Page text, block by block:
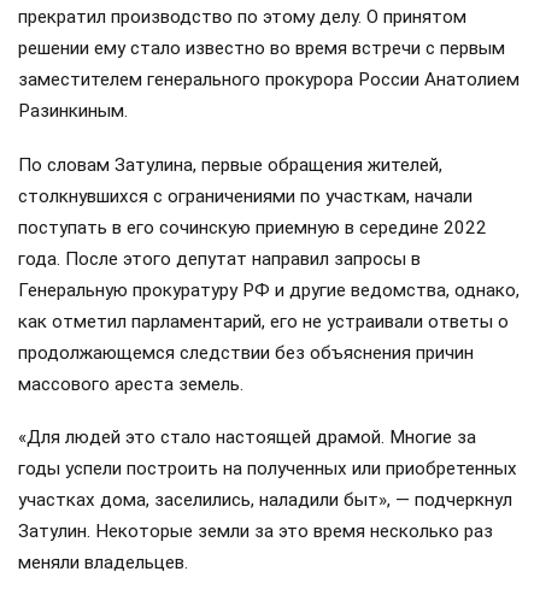
прекратил производство по этому делу. О принятом
решении ему стало известно во время встречи с первым
заместителем генерального прокурора России Анатолием
Разинкиным.
По словам Затулина, первые обращения жителей,
столкнувшихся с ограничениями по участкам, начали
поступать в его сочинскую приемную в середине 2022
года. После этого депутат направил запросы в
Генеральную прокуратуру РФ и другие ведомства, однако,
как отметил парламентарий, его не устраивали ответы о
продолжающемся следствии без объяснения причин
массового ареста земель.
«Для людей это стало настоящей драмой. Многие за
годы успели построить на полученных или приобретенных
участках дома, заселились, наладили быт», — подчеркнул
Затулин. Некоторые земли за это время несколько раз
меняли владельцев.